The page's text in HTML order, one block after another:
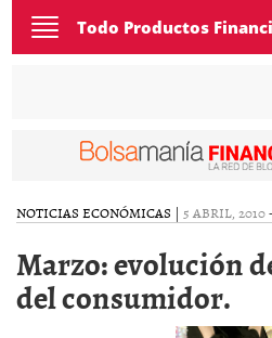
Toggle
navigation
Todo Productos
NOTICIAS ECONÓMICAS | 5 ABRIL, 2010-
Marzo: evolución
del consumidor.